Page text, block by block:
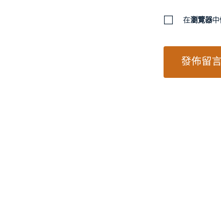
在瀏覽器